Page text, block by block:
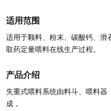
适用范围
适用于颗料、粉末、碳酸钙、滑
取药定量喂料在线生产过程。
产品介绍
失重式喂料系统由料斗、喂料
成，